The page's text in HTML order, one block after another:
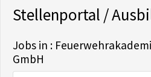
Stellenportal /
Jobs in :
GmbH